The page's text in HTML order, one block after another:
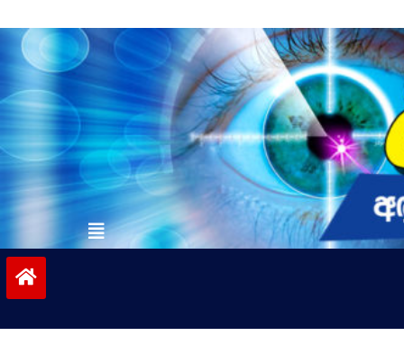
to
contentvinivida.lk